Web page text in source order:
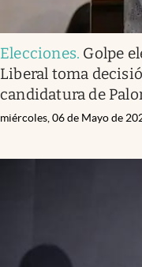
Elecciones. Golpe
Liberal toma
candidatura de
miércoles, 06 de Mayo de